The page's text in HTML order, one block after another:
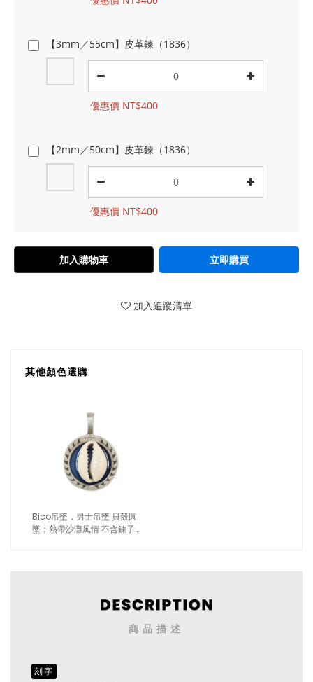
【3mm／55cm】皮革鍊（1836）
優惠價 NT$400
【2mm／50cm】皮革鍊（1836）
優惠價 NT$400
加入購物車 立即購買
加入追蹤清單
其他顏色選購
Bico吊墜，男士吊墜 貝殼圓
墜；熱帶沙灘風情 不含鍊子
商品描述
刻字